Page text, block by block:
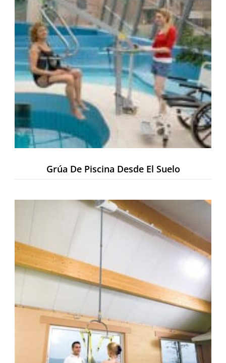
Grúa De Piscina Desde El Suelo